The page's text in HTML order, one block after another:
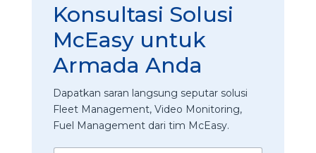
Konsultasi Solusi
McEasy untuk
Armada Anda
Dapatkan saran langsung seputar solusi
Fleet Management, Video Monitoring,
Fuel Management dari tim McEasy.